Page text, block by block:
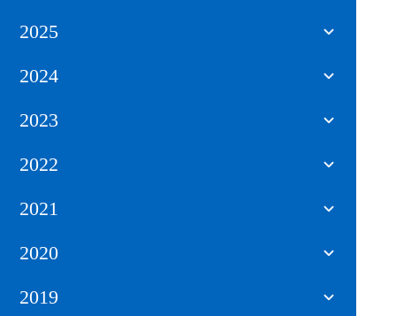
2025
2024
2023
2022
2021
2020
2019